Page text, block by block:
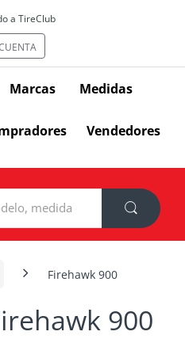
a TireClub
Marcas Medidas
Vendedores
Firehawk 900
900